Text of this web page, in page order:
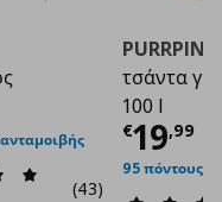
τιμή
(43)
τσάντα
100 l
€19,99
95 πόντους